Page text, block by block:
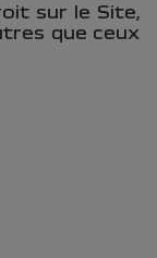
sur le Site,
que ceux